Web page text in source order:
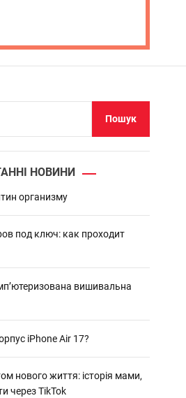
Пошук
НОВИНИ
организму
под ключ: как проходит
вишивальна
iPhone Air 17?
нового життя: історія мами,
через TikTok